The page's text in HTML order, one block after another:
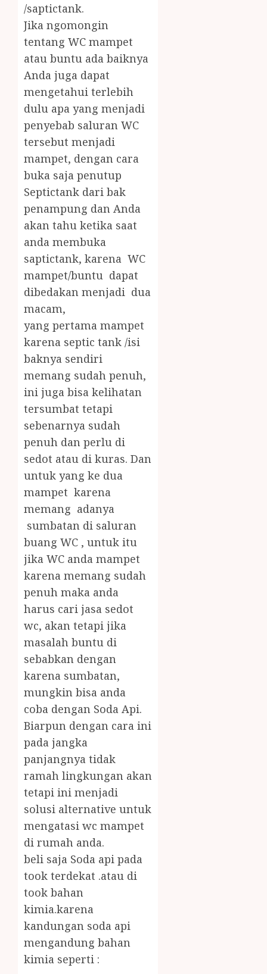
/saptictank.
Jika ngomongin
tentang WC mampet
atau buntu ada baiknya
Anda juga dapat
mengetahui terlebih
dulu apa yang menjadi
penyebab saluran WC
tersebut menjadi
mampet, dengan cara
buka saja penutup
Septictank dari bak
penampung dan Anda
akan tahu ketika saat
anda membuka
saptictank, karena WC
mampet/buntu dapat
dibedakan menjadi dua
macam,
yang pertama mampet
karena septic tank /isi
baknya sendiri
memang sudah penuh,
ini juga bisa kelihatan
tersumbat tetapi
sebenarnya sudah
penuh dan perlu di
sedot atau di kuras. Dan
untuk yang ke dua
mampet karena
memang adanya
sumbatan di saluran
buang WC , untuk itu
jika WC anda mampet
karena memang sudah
penuh maka anda
harus cari jasa sedot
wc, akan tetapi jika
masalah buntu di
sebabkan dengan
karena sumbatan,
mungkin bisa anda
coba dengan Soda Api.
Biarpun dengan cara ini
pada jangka
panjangnya tidak
ramah lingkungan akan
tetapi ini menjadi
solusi alternative untuk
mengatasi wc mampet
di rumah anda.
beli saja Soda api pada
took terdekat .atau di
took bahan
kimia.karena
kandungan soda api
mengandung bahan
kimia seperti :